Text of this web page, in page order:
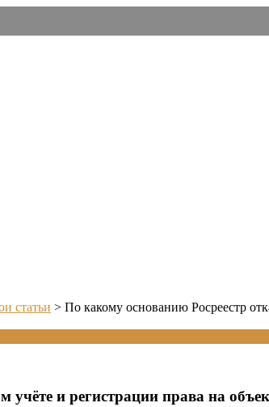
статьи > По какому основанию Росреестр
и регистрации права на